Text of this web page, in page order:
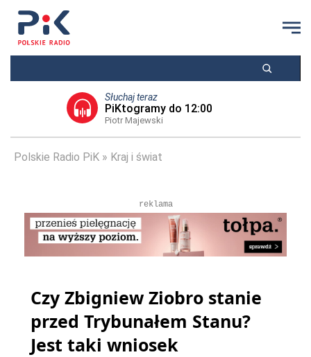
Słuchaj teraz
PiKtogramy do 12:00
Piotr Majewski
Polskie Radio PiK Kraj i świat
reklama
Czy Zbigniew Ziobro stanie
przed Trybunałem Stanu?
Jest taki wniosek